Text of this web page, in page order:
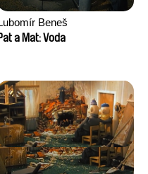
Beneš
a Mat: Voda